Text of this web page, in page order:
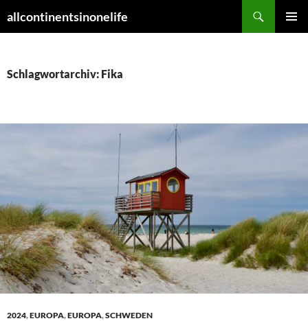
Inhalt
allcontinentsinonelife
Schlagwortarchiv: Fika
2024,EUROPA,EUROPA,SCHWEDEN